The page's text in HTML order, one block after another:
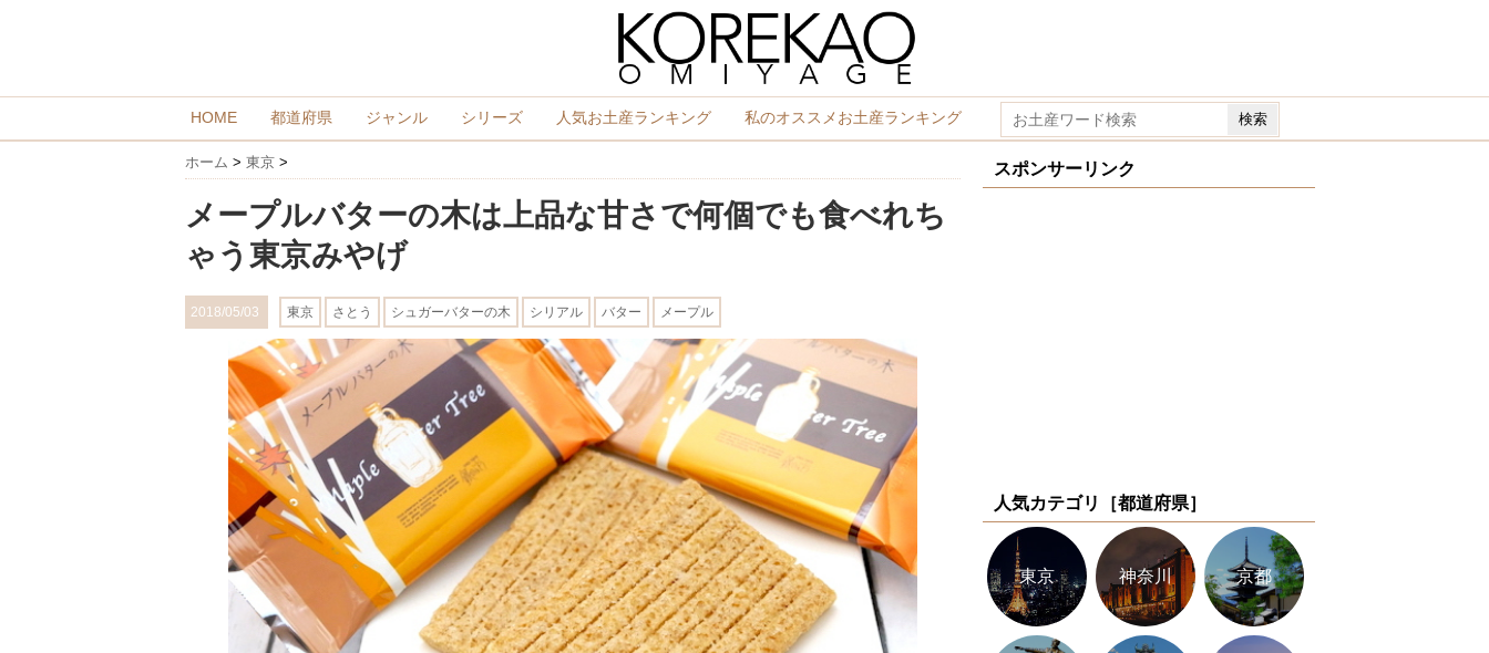
HOME 都道府県 ジャンル シリーズ 人気お土産ランキング 私のオススメお土産ランキング
ホーム > 東京 >
メープルバターの木は上品な甘さで何個でも食べれち
ゃう東京みやげ
2018/05/03 東京 さとう シュガーバターの木 シリアル バター メープル
スポンサーリンク
人気カテゴリ［都道府県］
東京 神奈川 京都